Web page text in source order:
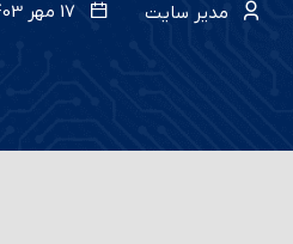
مدیر سایت